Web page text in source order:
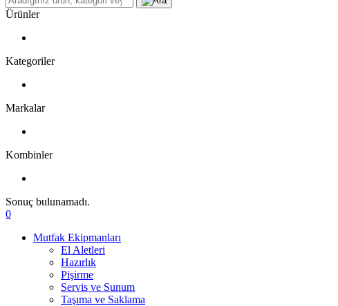
Ürünler
Kategoriler
Markalar
Kombinler
Sonuç bulunamadı.
0
Mutfak Ekipmanları
El Aletleri
Hazırlık
Pişirme
Servis ve Sunum
Taşıma ve Saklama